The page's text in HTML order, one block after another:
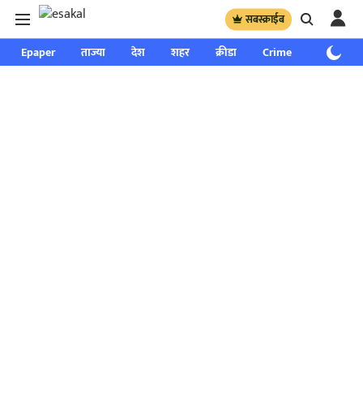
सबस्क्राईब
Epaper ताज्या देश शहर क्रीडा Crime साप्ताहिक